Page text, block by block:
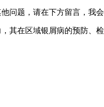
问题，请在下方留言，我会
其在区域银屑病的预防、